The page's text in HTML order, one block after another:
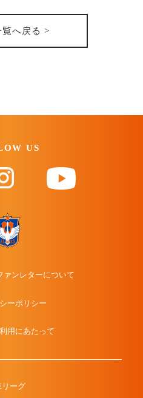
覧へ戻る >
US
ァンレターについて
ーポリシー
用にあたって
リーグ